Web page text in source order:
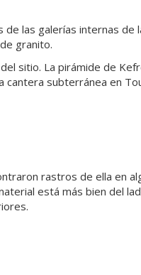
las galerías internas de
granito.
sitio. La pirámide de
cantera subterránea en
rastros de ella en
está más bien del